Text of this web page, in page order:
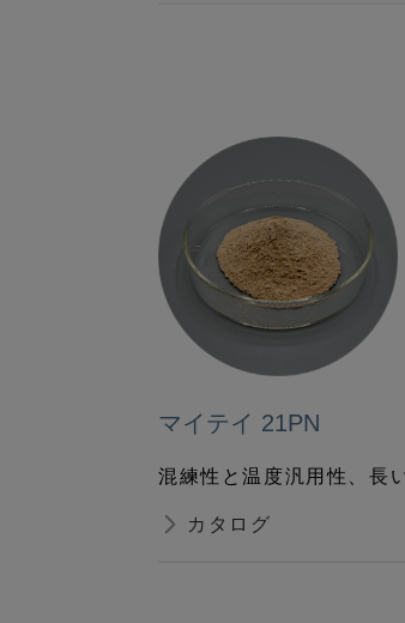
マイテイ 21PN
混練性と温度汎用性、長
カタログ